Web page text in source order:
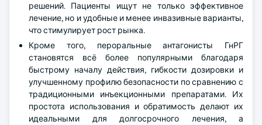
решений. Пациенты ищут не только эффективное
лечение, но и удобные и менее инвазивные варианты,
что стимулирует рост рынка.
Кроме того, пероральные антагонисты ГнРГ
становятся всё более популярными благодаря
быстрому началу действия, гибкости дозировки и
улучшенному профилю безопасности по сравнению с
традиционными инъекционными препаратами. Их
простота использования и обратимость делают их
идеальными для долгосрочного лечения, а